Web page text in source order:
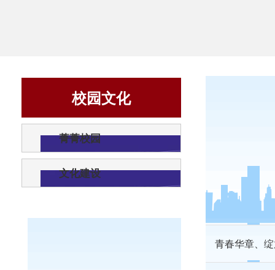
校园文化
菁菁校园
文化建设 统计学院
信息学院举
青春华章、